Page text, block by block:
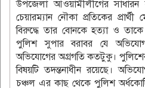
উপজেলা আওয়ামীলীগের সাধারন
চেয়ারম্যান নৌকা প্রতিকের
বিরুদ্ধে তার বোনকে হত্যা ও
পুলিশ সুপার বরাবর যে
অভিযোগের অগ্রগতি কতটুকু।
বিষয়টি তদন্তনাধীন রয়েছে।
চঞ্চল এর কাছ থেকে পুলিশ